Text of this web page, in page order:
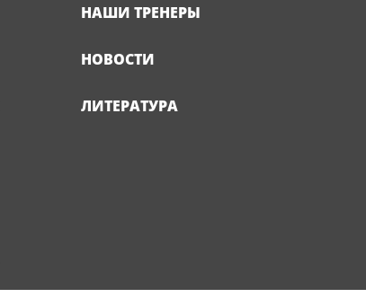
НАШИ ТРЕНЕРЫ
НОВОСТИ
ЛИТЕРАТУРА